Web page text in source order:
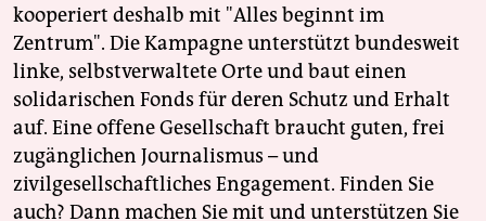
kooperiert deshalb mit "Alles beginnt im
Zentrum". Die Kampagne unterstützt bundesweit
linke, selbstverwaltete Orte und baut einen
solidarischen Fonds für deren Schutz und Erhalt
auf. Eine offene Gesellschaft braucht guten, frei
zugänglichen Journalismus – und
zivilgesellschaftliches Engagement. Finden Sie
auch? Dann machen Sie mit und unterstützen Sie